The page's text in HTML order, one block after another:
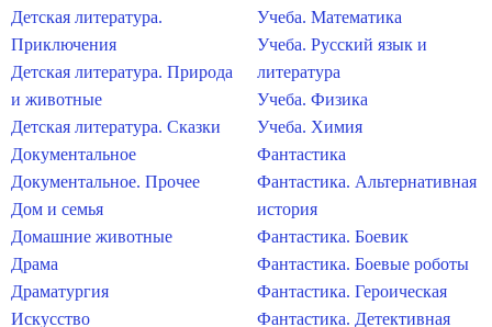
Детская литература.
Приключения
Детская литература. Природа
и животные
Детская литература. Сказки
Документальное
Документальное. Прочее
Дом и семья
Домашние животные
Драма
Драматургия
Искусство
Учеба. Математика
Учеба. Русский язык и
литература
Учеба. Физика
Учеба. Химия
Фантастика
Фантастика. Альтернативная
история
Фантастика. Боевик
Фантастика. Боевые роботы
Фантастика. Героическая
Фантастика. Детективная